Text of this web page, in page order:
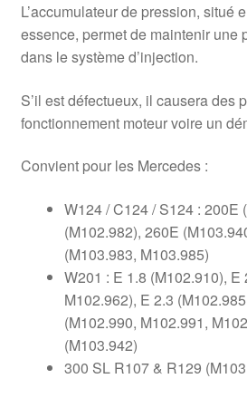
L’accumulateur de pression, situé
essence, permet de maintenir une
dans le système d’injection.
S’il est défectueux, il causera des
fonctionnement moteur voire un
Convient pour les Mercedes :
W124 / C124 / S124 : 200E
(M102.982), 260E
(M103.983, M103.985)
W201 : E 1.8 (M102.910), E
M102.962), E 2.3
(M102.990, M102.991,
(M103.942)
300 SL R107 & R129